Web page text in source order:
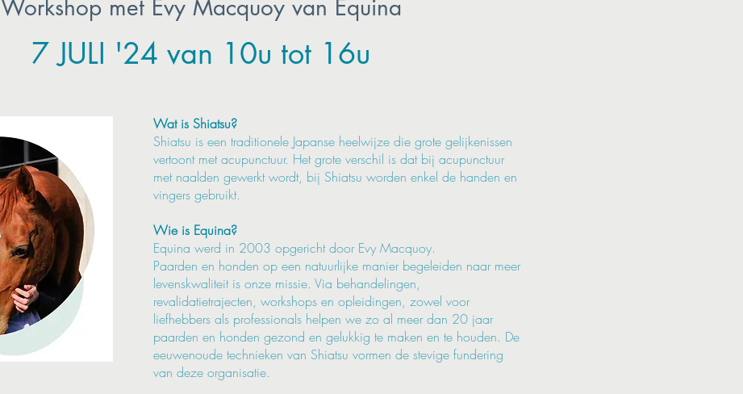
Workshop met Evy Macquoy van Equina
7 JULI '24 van 10u tot 16u
Wat is Shiatsu?
Shiatsu is een traditionele Japanse heelwijze die grote gelijkenissen
vertoont met acupunctuur. Het grote verschil is dat bij acupunctuur
met naalden gewerkt wordt, bij Shiatsu worden enkel de handen en
vingers gebruikt.
Wie is Equina?
Equina werd in 2003 opgericht door Evy Macquoy.
Paarden en honden op een natuurlijke manier begeleiden naar meer
levenskwaliteit is onze missie. Via behandelingen,
revalidatietrajecten, workshops en opleidingen, zowel voor
liefhebbers als professionals helpen we zo al meer dan 20 jaar
paarden en honden gezond en gelukkig te maken en te houden. De
eeuwenoude technieken van Shiatsu vormen de stevige fundering
van deze organisatie.